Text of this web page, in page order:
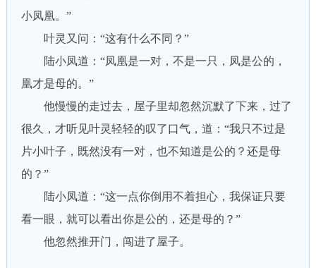
小凤凰。”
叶灵又问：“这有什么不同？”
陆小凤道：“凤凰是一对，不是一只，凤是公的，
凰才是母的。”
他慢慢的走过去，屋子里却忽然沉默了下来，过了
很久，才听见叶灵轻轻的叹了口气，道：“我只不过是
片小叶子，既然没有一对，也不知道是公的？还是母
的？”
陆小凤道：“这一点你倒用不着担心，我保证只要
看一眼，就可以看出你是公的，还是母的？”
他忽然推开门，闯进了屋子。